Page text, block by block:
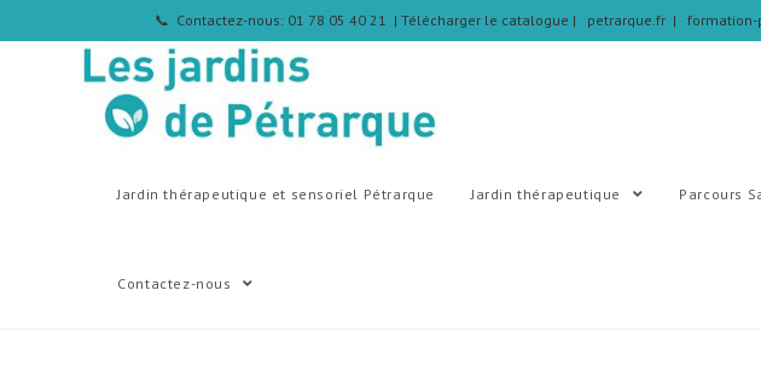
📞 Contactez-nous: 01 78 05 40 21 | Télécharger le catalogue | petrarque.fr |
Jardin thérapeutique et sensoriel Pétrarque Jardin thérapeutique Parcours
Contactez-nous